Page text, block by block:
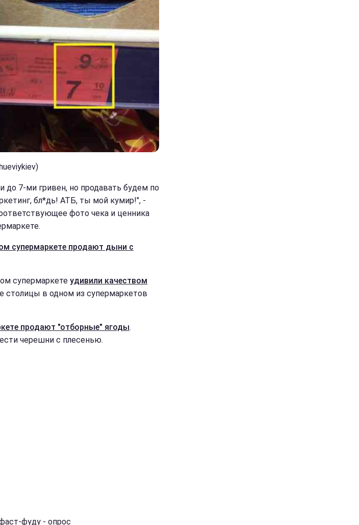
до 7-ми гривен, но продавать будем по
бл*дь! АТБ, ты мой кумир!", -
фото чека и ценника
супермаркете продают дыни с
супермаркете удивили качеством
столицы в одном из супермаркетов
продают "отборные" ягоды.
черешни с плесенью.
фуду - опрос